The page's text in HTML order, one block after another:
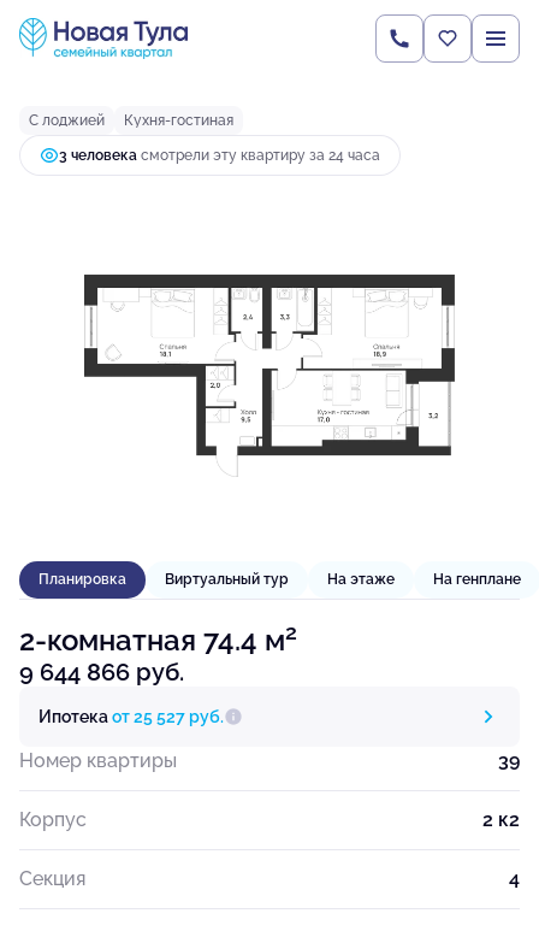
2-комнатная74.4 м 9 644 866 руб.
Ипотекаот 25 527 руб.
С лоджией Кухня-гостиная
3 человекa смотрели эту квартиру за 24 часа
Планировка Виртуальный тур На этаже На генплане
2-комнатная 74.4 м2
9 644 866 руб.
Ипотекаот 25 527 руб.
Номер квартиры 39
Корпус 2 к2
Секция 4